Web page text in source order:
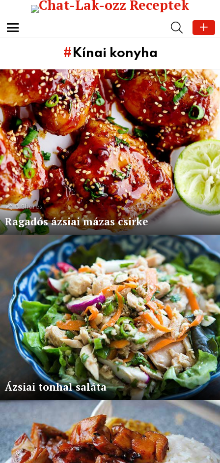
Menu
SEARCH
Kínai konyha
Subterms
Latest
stories
5 Shares
Ragadós ázsiai mázas csirke
Ázsiai tonhal saláta